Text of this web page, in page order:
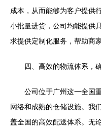
成本，从而能够为客户提供
小批量进货，公司均能提供
求提供定制化服务，帮助商
四、高效的物流体系，
公司位于广州这一全国
网络和成熟的仓储设施。我
盖全国的高效配送体系。无